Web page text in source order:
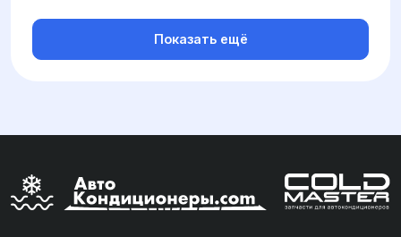
Показать ещё